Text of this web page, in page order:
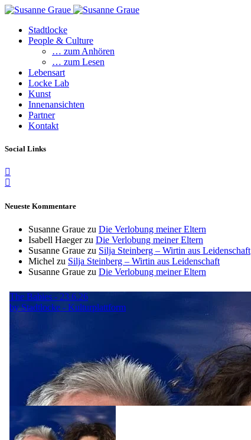
Stadtlocke
People & Culture
… zum Anhören
… zum Lesen
Lebensart
Locke Lab
Kunst
Innenansichten
Partner
Kontakt
Social Links
Neueste Kommentare
Susanne Graue zu Die Verlobung meiner Eltern
Isabell Haegerzu Die Verlobung meiner Eltern
Susanne Graue zu Silja Steinberg – Wirtin aus Leidenschaft
Michel zu Silja Steinberg – Wirtin aus Leidenschaft
Susanne Graue zu Die Verlobung meiner Eltern